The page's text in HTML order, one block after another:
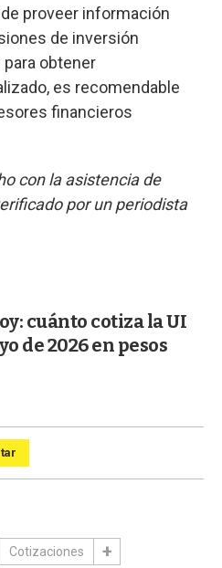
proveer información
de inversión
para obtener
es recomendable
financieros
con la asistencia de
por un periodista
cuánto cotiza la UI
de 2026 en pesos
Cotizaciones